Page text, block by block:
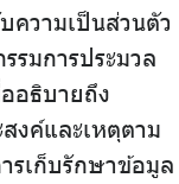
ความเป็นส่วนตัว
รมการประมวล
อธิบายถึง
งค์และเหตุตาม
รเก็บรักษาข้อมูล